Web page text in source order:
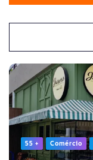
55 + Comércio